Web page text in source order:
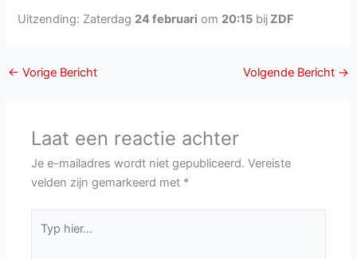
Uitzending: Zaterdag 24 februari om 20:15 bijZDF
← Vorige Bericht Volgende Bericht →
Laat een reactie achter
Je e-mailadres wordt niet gepubliceerd. Vereiste
velden zijn gemarkeerd met *
hier...